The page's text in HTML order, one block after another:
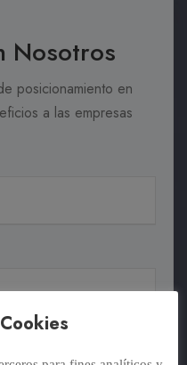
Nosotros
posicionamiento en
a las empresas